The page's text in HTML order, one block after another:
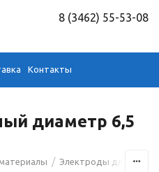
8 (3462) 55-53-08
Контакты
диаметр 6,5
/ Электроды для сварки